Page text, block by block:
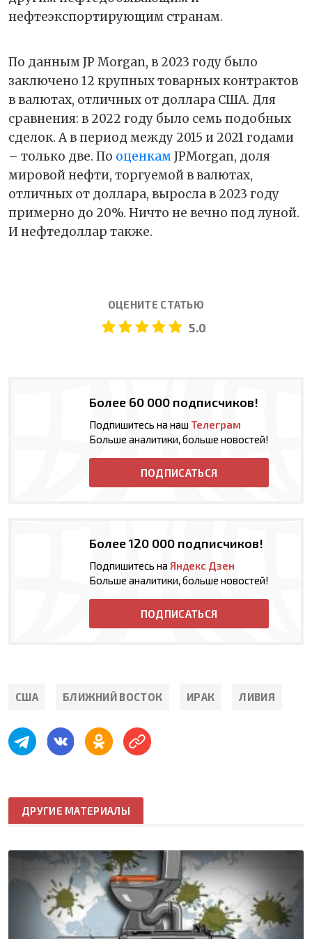
нефтеэкспортирующим странам.
По данным JP Morgan, в 2023 году было
заключено 12 крупных товарных контрактов
в валютах, отличных от доллара США. Для
сравнения: в 2022 году было семь подобных
сделок. А в период между 2015 и 2021 годами
– только две. По оценкамJPMorgan, доля
мировой нефти, торгуемой в валютах,
отличных от доллара, выросла в 2023 году
примерно до 20%. Ничто не вечно под луной.
И нефтедоллар также.
ОЦЕНИТЕ СТАТЬЮ
5.0
Более 60 000 подписчиков!
Подпишитесь на наш Телеграм
Больше аналитики, больше новостей!
ПОДПИСАТЬСЯ
Более 120 000 подписчиков!
Подпишитесь на Яндекс Дзен
Больше аналитики, больше новостей!
ПОДПИСАТЬСЯ
США БЛИЖНИЙ ВОСТОК ИРАК ЛИВИЯ
ДРУГИЕ МАТЕРИАЛЫ